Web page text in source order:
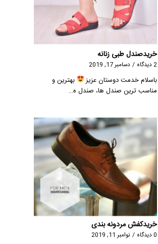
خریدصندل طبی زنانه
2 دیدگاه / دسامبر 17, 2019
باسلام خدمت دوستان عزیز
بهترین و
مناسب ترین صندل ها، صندل ه…
خریدکفش مردونه بندی
0 دیدگاه / نوامبر 11, 2019